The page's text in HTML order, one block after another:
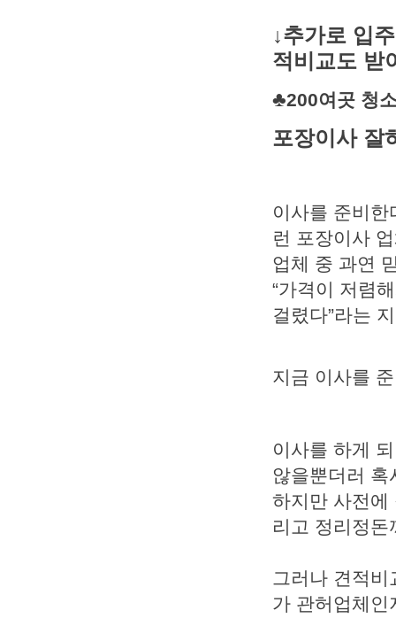
↓추가로 입
적비교도 받
♣200여곳 청
포장이사 잘
이사를 준비
런 포장이사
업체 중 과연
“가격이 저렴
걸렸다”라는
지금 이사를
이사를 하게
않을뿐더러
하지만 사전에
리고 정리정
그러나 견적
가 관허업체인